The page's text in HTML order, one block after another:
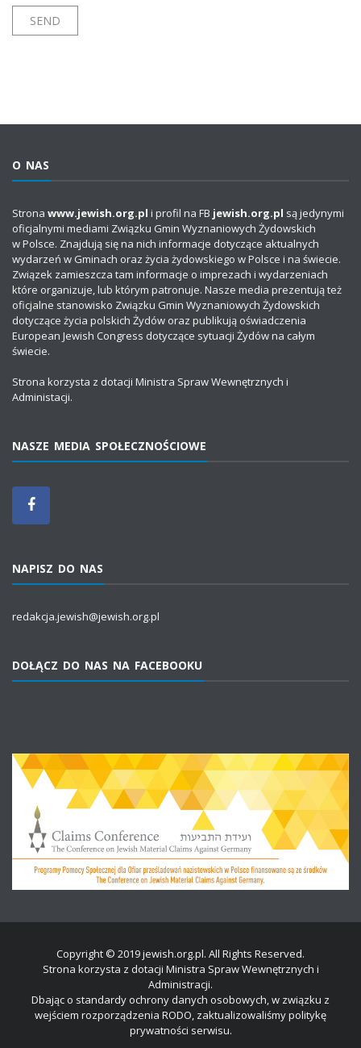
O NAS
Strona www.jewish.org.pl i profil na FB jewish.org.pl są jedynymi
oficjalnymi mediami Związku Gmin Wyznaniowych Żydowskich
w Polsce. Znajdują się na nich informacje dotyczące aktualnych
wydarzeń w Gminach oraz życia żydowskiego w Polsce i na świecie.
Związek zamieszcza tam informacje o imprezach i wydarzeniach
które organizuje, lub którym patronuje. Nasze media prezentują też
oficjalne stanowisko Związku Gmin Wyznaniowych Żydowskich
dotyczące życia polskich Żydów oraz publikują oświadczenia
European Jewish Congress dotyczące sytuacji Żydów na całym
świecie.
Strona korzysta z dotacji Ministra Spraw Wewnętrznych i
Administacji.
NASZE MEDIA SPOŁECZNOŚCIOWE
NAPISZ DO NAS
redakcja.jewish@jewish.org.pl
DOŁĄCZ DO NAS NA FACEBOOKU
Copyright © 2019 jewish.org.pl. All Rights Reserved.
Strona korzysta z dotacji Ministra Spraw Wewnętrznych i
Administracji.
Dbając o standardy ochrony danych osobowych, w związku z
wejściem rozporządzenia RODO, zaktualizowaliśmy politykę
prywatności serwisu.